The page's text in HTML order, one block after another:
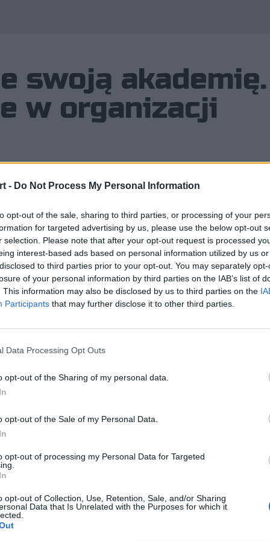
- Do Not Process My Personal Information
opt-out of the sale, sharing to third parties, or processing of your
for targeted advertising by us, please use the below opt-out
selection. Please note that after your opt-out request is processed
interest-based ads based on personal information utilized by us
to third parties prior to your opt-out. You may separately
of your personal information by third parties on the IAB’s list of
This information may also be disclosed by us to third parties on the
Participants that may further disclose it to other third parties.
Data Processing Opt Outs
opt-out of the Sharing of my personal data.
opt-out of the Sale of my Personal Data.
opt-out of processing my Personal Data for Targeted
opt-out of Collection, Use, Retention, Sale, and/or Sharing
Data that Is Unrelated with the Purposes for which it
swoją
w organizacji
zdecydowało się stworzyć
miesięcy później, szwedzka
został zakończony.
naszych rodaków. Byli to Kacper "Bambosh" Szlachta,
został Polak, tj. dotychczasowy analityk głównej ekipy,
– tomiko został wszak wypożyczony do Permitty
tuż przed końcem lipca. To wtedy zasilili go Roman
się oni tą współpracą zbyt długo. –
Po
gdyż zamierzamy przekierować nasze skupienie i
zaangażowanie. Graczom życzymy też powodzenia w
Permitta z szansą kosztem Rebels
a jako ex-9INE Academy. To trudny okres, jednakże
to pomimo tego, że wyniki nie były najlepsze. Jestem
ponczkowi, bo naprawdę pomógł mi on
raz dziękuję, Patryku
– skomentował wspominany
nadal będzie pracować w 9INE. –
Nie wiem, co